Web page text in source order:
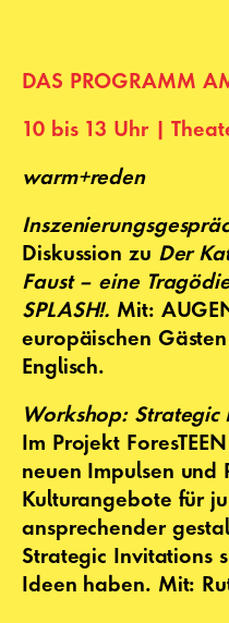
DAS PROGRAMM
10 bis 13 Uhr |
warm+reden
Diskussion zu Der
Faust – eine
SPLASH!. Mit:
europäischen
Englisch.
Workshop: Strategic
Im Projekt
neuen Impulsen und
Kulturangebote für
ansprechender
Strategic Invitations
Ideen haben. Mit: